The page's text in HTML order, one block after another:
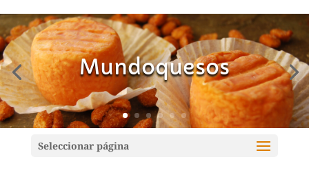
Mundoquesos
Seleccionar página